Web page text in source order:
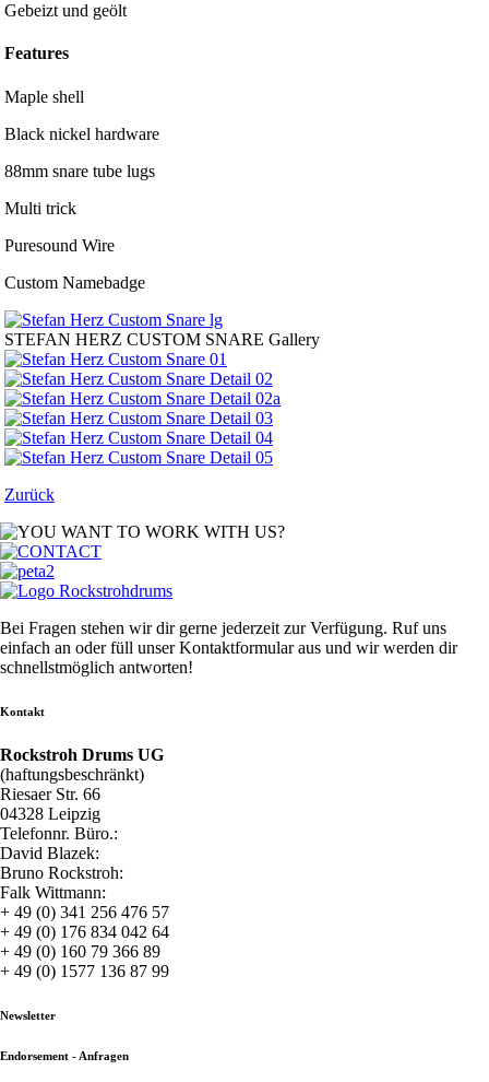
Gebeizt und geölt
Features
Maple shell
Black nickel hardware
88mm snare tube lugs
Multi trick
Puresound Wire
Custom Namebadge
STEFAN HERZ CUSTOM SNARE Gallery
Zurück
Bei Fragen stehen wir dir gerne jederzeit zur Verfügung. Ruf uns
einfach an oder füll unser Kontaktformular aus und wir werden dir
schnellstmöglich antworten!
Kontakt
Rockstroh Drums UG
(haftungsbeschränkt)
Riesaer Str. 66
04328 Leipzig
Telefonnr. Büro.:
David Blazek:
Bruno Rockstroh:
Falk Wittmann:
+ 49 (0) 341 256 476 57
+ 49 (0) 176 834 042 64
+ 49 (0) 160 79 366 89
+ 49 (0) 1577 136 87 99
Newsletter
Endorsement - Anfragen